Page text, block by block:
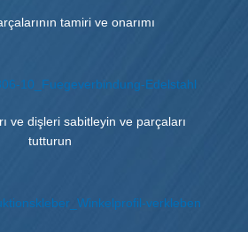
tamiri ve onarımı
ve dişleri sabitleyin ve parçaları
tutturun